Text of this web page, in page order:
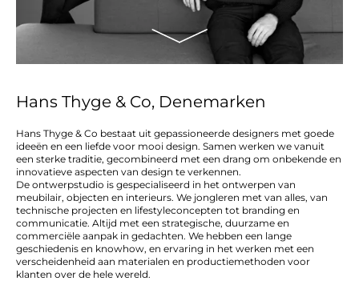
Hans Thyge & Co, Denemarken
Hans Thyge & Co bestaat uit gepassioneerde designers met goede
ideeën en een liefde voor mooi design. Samen werken we vanuit
een sterke traditie, gecombineerd met een drang om onbekende en
innovatieve aspecten van design te verkennen.
De ontwerpstudio is gespecialiseerd in het ontwerpen van
meubilair, objecten en interieurs. We jongleren met van alles, van
technische projecten en lifestyleconcepten tot branding en
communicatie. Altijd met een strategische, duurzame en
commerciële aanpak in gedachten. We hebben een lange
geschiedenis en knowhow, en ervaring in het werken met een
verscheidenheid aan materialen en productiemethoden voor
klanten over de hele wereld.